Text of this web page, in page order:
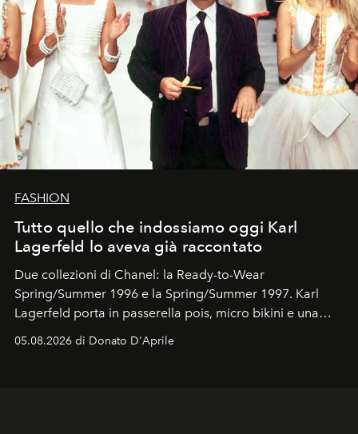
FASHION
Tutto quello che indossiamo oggi Karl
Lagerfeld lo aveva già raccontato
Due collezioni di Chanel: la Ready-to-Wear
Spring/Summer 1996 e la Spring/Summer 1997. Karl
Lagerfeld porta in passerella pois, micro bikini e una
Kate, Claudia e Carla una dietro l'altra. Trent'anni dopo,
05.08.2026 di Donato D'Aprile